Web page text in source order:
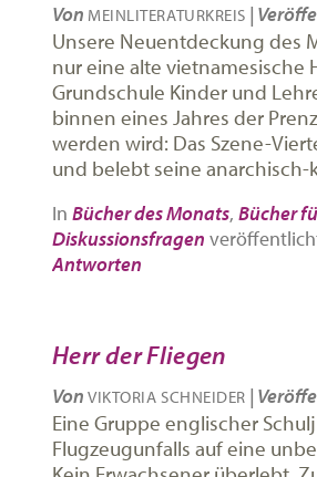
Von MEINLITERATURKREIS |
Unsere Neuentdeckung des
nur eine alte vietnamesische
Grundschule Kinder und
binnen eines Jahres der
werden wird: Das Szene-
und belebt seine
In Bücher des Monats, Bücher
Diskussionsfragen
Antworten
Herr der Fliegen
Von VIKTORIA SCHNEIDER |
Eine Gruppe englischer
Flugzeugunfalls auf eine